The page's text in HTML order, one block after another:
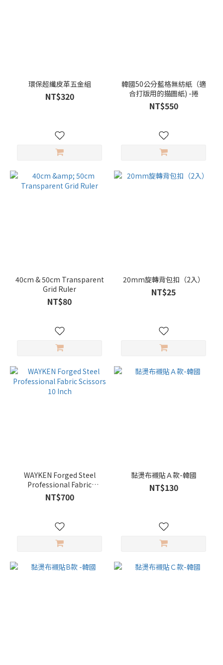
環保超纖皮革五金組
NT$320
韓國50公分藍格無紡紙（適
合打版用的描圖紙) -捲
NT$550
40cm & 50cm Transparent
Grid Ruler
NT$80
20mm旋轉背包扣（2入）
NT$25
WAYKEN Forged Steel
Professional Fabric
Scissors 10 Inch
NT$700
黏燙布襯貼Ａ款-韓國
NT$130